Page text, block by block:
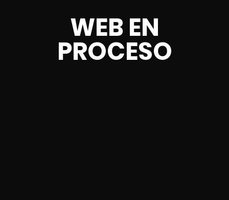
WEB EN
PROCESO